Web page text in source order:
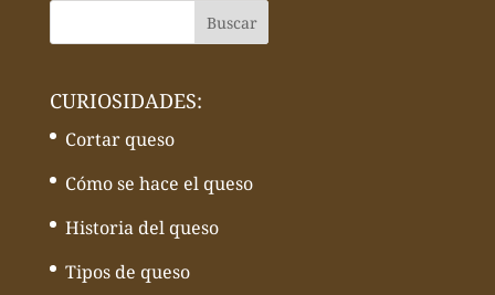
CURIOSIDADES:
Cortar queso
Cómo se hace el queso
Historia del queso
Tipos de queso